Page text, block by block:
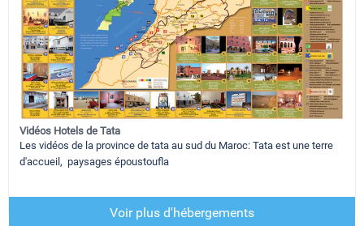
Vidéos Hotels de Tata
Les vidéos de la province de tata au sud du Maroc: Tata est une terre
d'accueil, paysages époustoufla
Voir plus d'hébergements